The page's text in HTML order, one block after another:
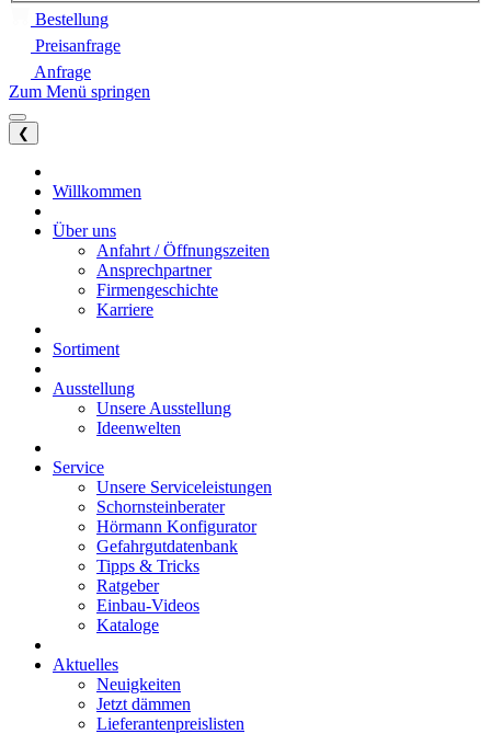
Bestellung
Preisanfrage
Anfrage
Zum Menü springen
❮
Willkommen
Über uns
Anfahrt / Öffnungszeiten
Ansprechpartner
Firmengeschichte
Karriere
Sortiment
Ausstellung
Unsere Ausstellung
Ideenwelten
Service
Unsere Serviceleistungen
Schornsteinberater
Hörmann Konfigurator
Gefahrgutdatenbank
Tipps & Tricks
Ratgeber
Einbau-Videos
Kataloge
Aktuelles
Neuigkeiten
Jetzt dämmen
Lieferantenpreislisten